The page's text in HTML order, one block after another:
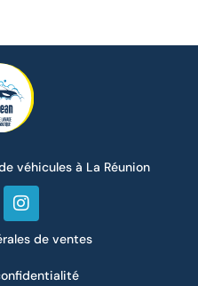
véhicules à La Réunion
de ventes